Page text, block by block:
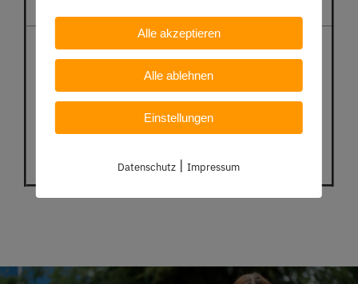
Alle akzeptieren
Alle ablehnen
Einstellungen
Datenschutz |Impressum